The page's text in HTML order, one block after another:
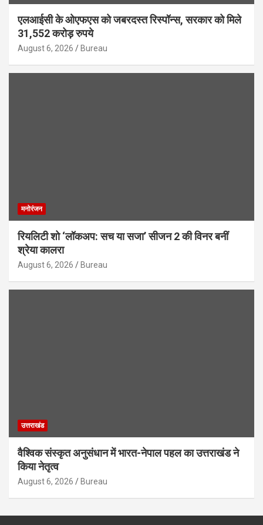
एलआईसी के ओएफएस को जबरदस्त रिस्पॉन्स, सरकार को मिले
31,552 करोड़ रुपये
August 6, 2026 Bureau
मनोरंजन
रियलिटी शो ‘लॉकअप: सच या सजा’ सीजन 2 की विनर बनीं
श्रेया कालरा
August 6, 2026 Bureau
उत्तराखंड
वैश्विक संस्कृत अनुसंधान में भारत-नेपाल पहल का उत्तराखंड ने
किया नेतृत्व
August 6, 2026 Bureau